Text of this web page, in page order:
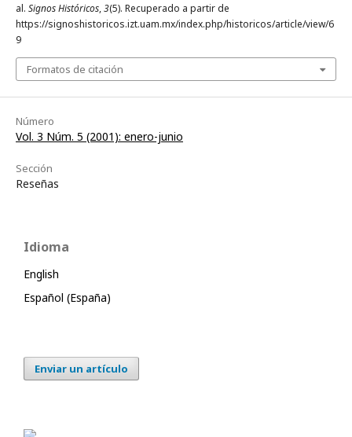
al. Signos Históricos,3(5). Recuperado a partir de
https://signoshistoricos.izt.uam.mx/index.php/historicos/article/view/6
9
Formatos de citación
Número
Vol. 3 Núm. 5 (2001): enero-junio
Sección
Reseñas
Idioma
English
Español (España)
Enviar un artículo